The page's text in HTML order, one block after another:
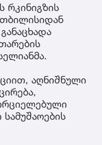
რკინიგზის
აღნიშნული